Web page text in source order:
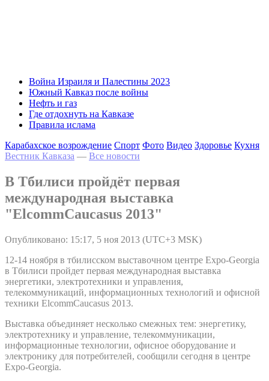
Война Израиля и Палестины 2023
Южный Кавказ после войны
Нефть и газ
Где отдохнуть на Кавказе
Правила ислама
Карабахское возрождение Спорт Фото Видео Здоровье Кухня
Вестник Кавказа — Все новости
В Тбилиси пройдёт первая
международная выставка
"ElcommCaucasus 2013"
Опубликовано: 15:17, 5 ноя 2013 (UTC+3 MSK)
12-14 ноября в тбилисском выставочном центре Expo-Georgia
в Тбилиси пройдет первая международная выставка
энергетики, электротехники и управления,
телекоммуникаций, информационных технологий и офисной
техники ElcommCaucasus 2013.
Выставка объединяет несколько смежных тем: энергетику,
электротехнику и управление, телекоммуникации,
информационные технологии, офисное оборудование и
электронику для потребителей, сообщили сегодня в центре
Expo-Georgia.